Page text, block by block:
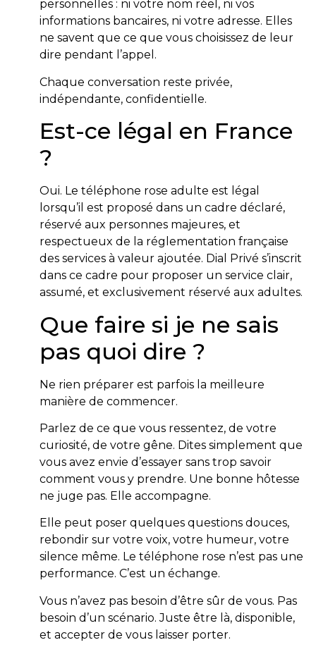
personnelles : ni votre nom réel, ni vos
informations bancaires, ni votre adresse. Elles
ne savent que ce que vous choisissez de leur
dire pendant l’appel.
Chaque conversation reste privée,
indépendante, confidentielle.
Est-ce légal en France
?
Oui. Le téléphone rose adulte est légal
lorsqu’il est proposé dans un cadre déclaré,
réservé aux personnes majeures, et
respectueux de la réglementation française
des services à valeur ajoutée. Dial Privé s’inscrit
dans ce cadre pour proposer un service clair,
assumé, et exclusivement réservé aux adultes.
Que faire si je ne sais
pas quoi dire ?
Ne rien préparer est parfois la meilleure
manière de commencer.
Parlez de ce que vous ressentez, de votre
curiosité, de votre gêne. Dites simplement que
vous avez envie d’essayer sans trop savoir
comment vous y prendre. Une bonne hôtesse
ne juge pas. Elle accompagne.
Elle peut poser quelques questions douces,
rebondir sur votre voix, votre humeur, votre
silence même. Le téléphone rose n’est pas une
performance. C’est un échange.
Vous n’avez pas besoin d’être sûr de vous. Pas
besoin d’un scénario. Juste être là, disponible,
et accepter de vous laisser porter.